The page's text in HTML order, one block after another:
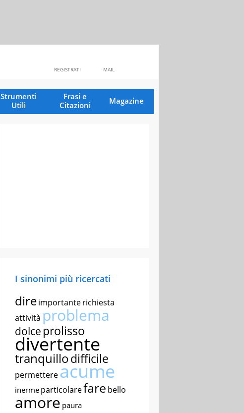
MAIL
REGISTRATI
Strumenti
Utili
Frasi e
Citazioni
Magazine
I sinonimi più ricercati
direimportanterichiesta
attività problema
dolce prolisso
divertente
tranquillodifficile
permettereacume
inerme particolarefare bello
amore paura